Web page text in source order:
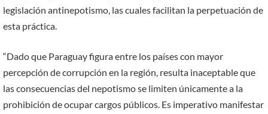
legislación antinepotismo, las cuales facilitan la perpetuación de
esta práctica.
“Dado que Paraguay figura entre los países con mayor
percepción de corrupción en la región, resulta inaceptable que
las consecuencias del nepotismo se limiten únicamente a la
prohibición de ocupar cargos públicos. Es imperativo manifestar